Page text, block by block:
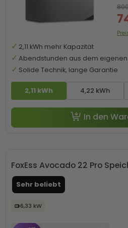
2,11 kWh 4,22 kWh
2,11 kWh mehr Kapazität
Abendstunden aus dem
Solide Technik, lange Garantie
In den
Sehr beliebt
FoxEss Avocado 22 Pro
6,33 kW